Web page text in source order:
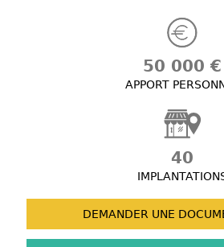
50 000 €
APPORT
40
DEMANDER UNE